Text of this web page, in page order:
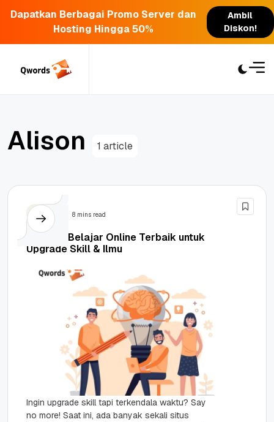
Dapatkan Berbagai Promo Server dan
Hosting Hingga 50%
Ambil
Diskon!
Alison 1 article
Bisnis 8 mins read
20 Situs Belajar Online Terbaik untuk
Upgrade Skill & Ilmu
Ingin upgrade skill tapi terkendala waktu? Say
no more! Saat ini, ada banyak sekali situs